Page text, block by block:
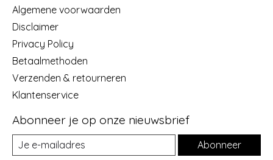
Algemene voorwaarden
Disclaimer
Privacy Policy
Betaalmethoden
Verzenden & retourneren
Klantenservice
Abonneer je op onze nieuwsbrief
Abonneer